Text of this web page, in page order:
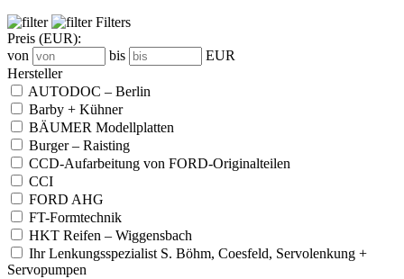
Filters
Preis (EUR):
von
bis
EUR
Hersteller
AUTODOC – Berlin
Barby + Kühner
BÄUMER Modellplatten
Burger – Raisting
CCD-Aufarbeitung von FORD-Originalteilen
CCI
FORD AHG
FT-Formtechnik
HKT Reifen – Wiggensbach
Ihr Lenkungsspezialist S. Böhm, Coesfeld, Servolenkung +
Servopumpen